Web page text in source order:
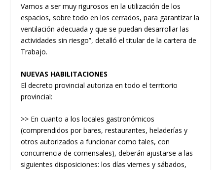
Vamos a ser muy rigurosos en la utilización de los
espacios, sobre todo en los cerrados, para garantizar la
ventilación adecuada y que se puedan desarrollar las
actividades sin riesgo”, detalló el titular de la cartera de
Trabajo.
NUEVAS HABILITACIONES
El decreto provincial autoriza en todo el territorio
provincial:
>> En cuanto a los locales gastronómicos
(comprendidos por bares, restaurantes, heladerías y
otros autorizados a funcionar como tales, con
concurrencia de comensales), deberán ajustarse a las
siguientes disposiciones: los días viernes y sábados,